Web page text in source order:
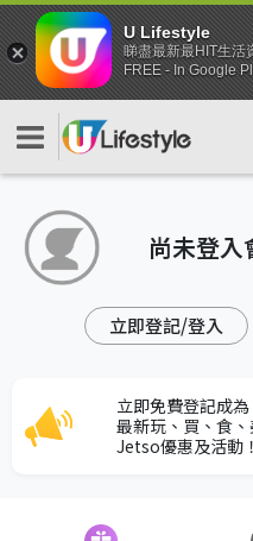
尚未登入
立即登記/登入
立即免費登記成
最新玩、買、食
Jetso優惠及活動！
U Lifestyle
睇盡最新最HIT生活
FREE - In Google